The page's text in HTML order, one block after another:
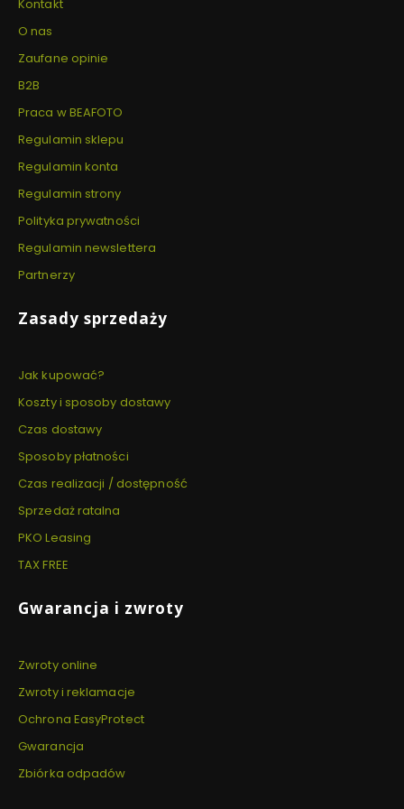
Kontakt
O nas
Zaufane opinie
B2B
Praca w BEAFOTO
Regulamin sklepu
Regulamin konta
Regulamin strony
Polityka prywatności
Regulamin newslettera
Partnerzy
Zasady sprzedaży
Jak kupować?
Koszty i sposoby dostawy
Czas dostawy
Sposoby płatności
Czas realizacji / dostępność
Sprzedaż ratalna
PKO Leasing
TAX FREE
Gwarancja i zwroty
Zwroty online
Zwroty i reklamacje
Ochrona EasyProtect
Gwarancja
Zbiórka odpadów